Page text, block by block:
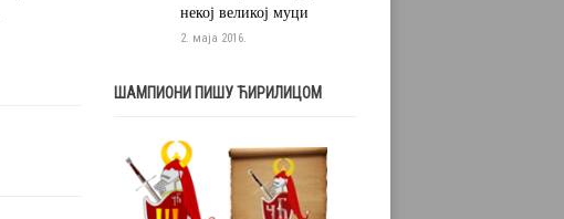
некој великој муци
2. маја 2016.
ШАМПИОНИ ПИШУ ЋИРИЛИЦОМ